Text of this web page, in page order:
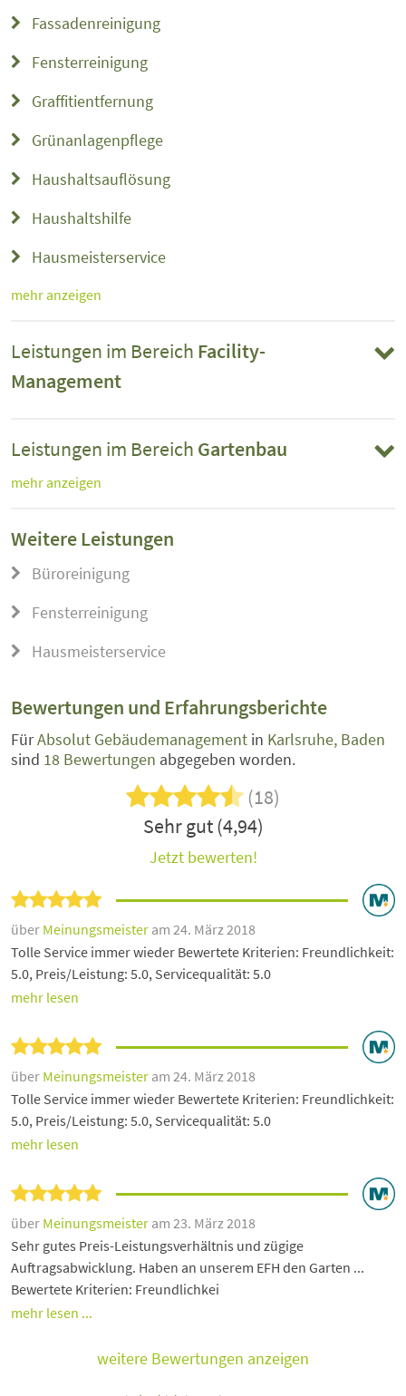
Fassadenreinigung
Fensterreinigung
Graffitientfernung
Grünanlagenpflege
Haushaltsauflösung
Haushaltshilfe
Hausmeisterservice
mehr anzeigen
Leistungen im Bereich Facility-
Management
Leistungen im Bereich Gartenbau
mehr anzeigen
Weitere Leistungen
Büroreinigung
Fensterreinigung
Hausmeisterservice
Bewertungen und Erfahrungsberichte
FürAbsolut Gebäudemanagement in Karlsruhe, Baden
sind 18 Bewertungen abgegeben worden.
(18)
Sehr gut (4,94)
Jetzt bewerten!
über Meinungsmeister am 24. März 2018
Tolle Service immer wieder Bewertete Kriterien: Freundlichkeit:
5.0, Preis/Leistung: 5.0, Servicequalität: 5.0
mehr lesen
über Meinungsmeister am 24. März 2018
Tolle Service immer wieder Bewertete Kriterien: Freundlichkeit:
5.0, Preis/Leistung: 5.0, Servicequalität: 5.0
mehr lesen
über Meinungsmeister am 23. März 2018
Sehr gutes Preis-Leistungsverhältnis und zügige
Auftragsabwicklung. Haben an unserem EFH den Garten ...
Bewertete Kriterien: Freundlichkei
mehr lesen ...
weitere Bewertungen anzeigen